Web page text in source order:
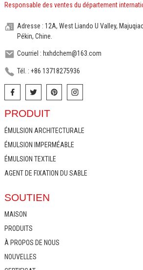
Responsable des ventes du département
Adresse : 12A, West Liando U Valley,
Pékin, Chine.
Courriel : hxhdchem@163.com
Tél. : +86 13718275936
PRODUIT
ÉMULSION ARCHITECTURALE
ÉMULSION IMPERMÉABLE
ÉMULSION TEXTILE
AGENT DE FIXATION DU SABLE
SOUTIEN
MAISON
PRODUITS
À PROPOS DE NOUS
NOUVELLES